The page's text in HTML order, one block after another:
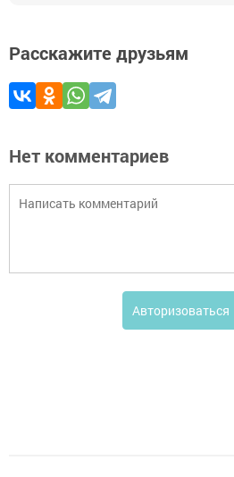
Расскажите друзьям
Нет комментариев
Авторизоваться